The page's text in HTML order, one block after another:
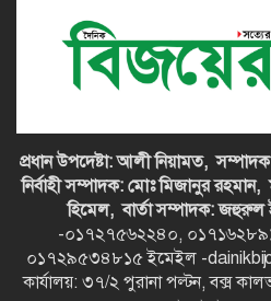
প্রধান উপদেষ্টা: আলী নিয়ামত,
নির্বাহী সম্পাদক: মোঃ মিজানুর রহমান,
হিমেল, বার্তা সম্পাদক:
-০১৭২৭৫৬২২৪০,
০১৭২৯৫৩৪৮১৫ ইমেইল -
কার্যালয়: ৩৭/২ পুরানা পল্টন, বক্স